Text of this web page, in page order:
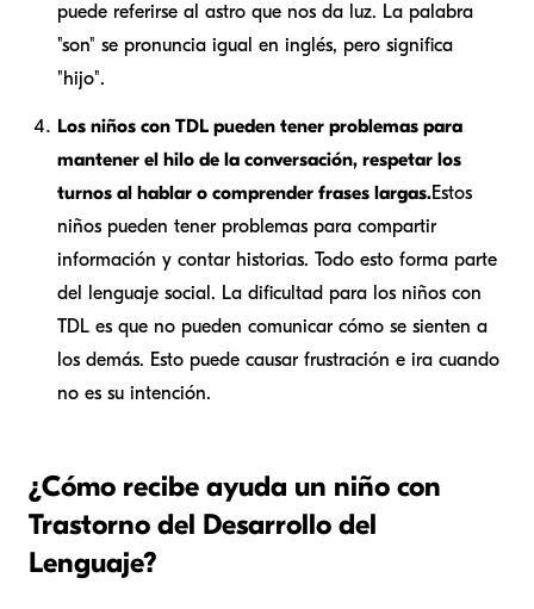
puede referirse al astro que nos da luz. La palabra
"son" se pronuncia igual en inglés, pero significa
"hijo".
Los niños con TDL pueden tener problemas para
mantener el hilo de la conversación, respetar los
turnos al hablar o comprender frases largas.Estos
niños pueden tener problemas para compartir
información y contar historias. Todo esto forma parte
del lenguaje social. La dificultad para los niños con
TDL es que no pueden comunicar cómo se sienten a
los demás. Esto puede causar frustración e ira cuando
no es su intención.
¿Cómo recibe ayuda un niño con
Trastorno del Desarrollo del
Lenguaje?